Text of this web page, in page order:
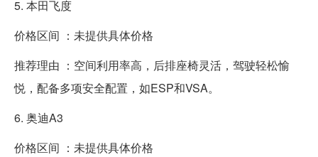
5. 本田飞度
价格区间 ：未提供具体价格
推荐理由 ：空间利用率高，后排座椅灵活，驾驶轻松愉
悦，配备多项安全配置，如ESP和VSA。
6. 奥迪A3
价格区间 ：未提供具体价格